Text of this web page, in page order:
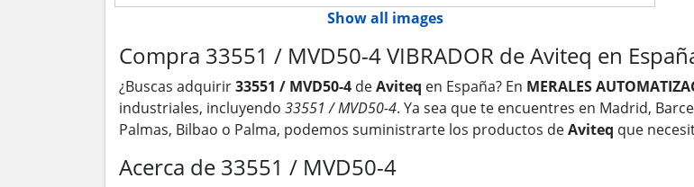
Show all images
Compra 33551 / MVD50-4 VIBRADOR de Aviteq en
¿Buscas adquirir33551 / MVD50-4 deAviteq en España? En MERALES
industriales, incluyendo 33551 / MVD50-4. Ya sea que te encuentres en Madrid,
Palmas, Bilbao o Palma, podemos suministrarte los productos deAviteq que
Acerca de 33551 / MVD50-4